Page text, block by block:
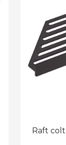
Raft